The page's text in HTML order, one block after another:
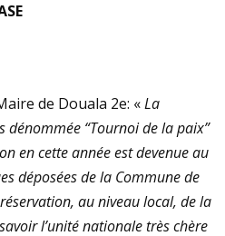
de Douala 2e: «La
“Tournoi de la paix”
en cette année est devenue au
déposées de la Commune de
au niveau local, de la
l’unité nationale très chère